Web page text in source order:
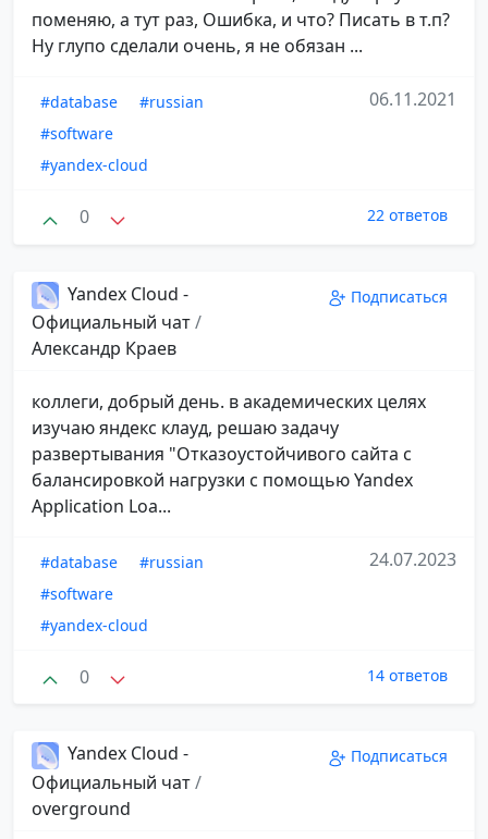
поменяю, а тут раз, Ошибка, и что? Писать в т.п?
Ну глупо сделали очень, я не обязан ...
#database
#russian
#software
#yandex-cloud
06.11.2021
0 22 ответов
Yandex Cloud -
Официальный чат/
Александр Краев
Подписаться
коллеги, добрый день. в академических целях
изучаю яндекс клауд, решаю задачу
развертывания "Отказоустойчивого сайта с
балансировкой нагрузки с помощью Yandex
Application Loa...
#database
#russian
#software
#yandex-cloud
24.07.2023
0 14 ответов
Yandex Cloud -
Официальный чат/
overground
Подписаться